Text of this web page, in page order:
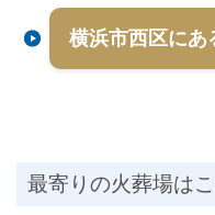
横浜市西区にあ
最寄りの火葬場は